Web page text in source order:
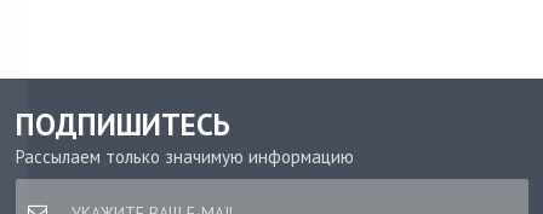
ПОДПИШИТЕСЬ
Рассылаем только значимую информацию